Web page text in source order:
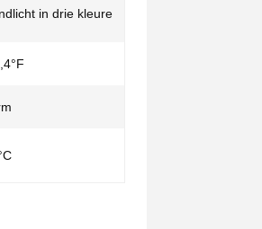
in drie kleure